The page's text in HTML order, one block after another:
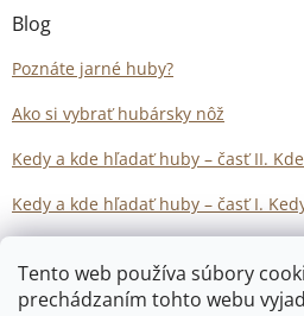
Tento web používa súbory
prechádzaním tohto webu
Blog
Poznáte jarné huby?
Ako si vybrať hubársky nôž
Kedy a kde hľadať huby – časť II.
Kedy a kde hľadať huby – časť I.